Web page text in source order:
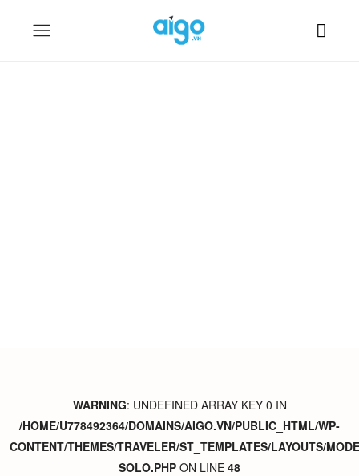
WARNING: UNDEFINED ARRAY KEY 0 IN
/HOME/U778492364/DOMAINS/AIGO.VN/PUBLIC_HTML/WP-
CONTENT/THEMES/TRAVELER/ST_TEMPLATES/LAYOUTS/
SOLO.PHP ON LINE 48